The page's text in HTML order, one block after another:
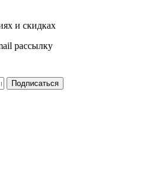
и скидках
рассылку
Подписаться